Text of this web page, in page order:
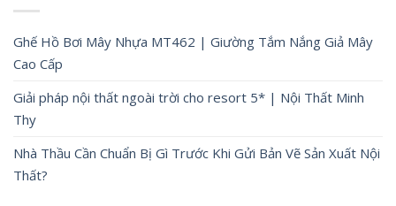
Ghế Hồ Bơi Mây Nhựa MT462 | Giường Tắm Nắng Giả Mây
Cao Cấp
Giải pháp nội thất ngoài trời cho resort 5* | Nội Thất Minh
Thy
Nhà Thầu Cần Chuẩn Bị Gì Trước Khi Gửi Bản Vẽ Sản Xuất Nội
Thất?